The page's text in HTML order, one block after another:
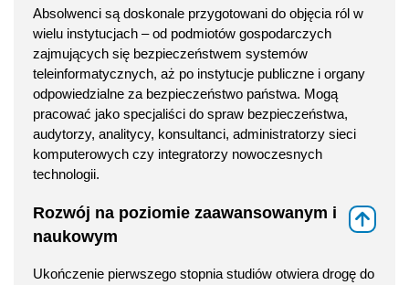
Absolwenci są doskonale przygotowani do objęcia ról w
wielu instytucjach – od podmiotów gospodarczych
zajmujących się bezpieczeństwem systemów
teleinformatycznych, aż po instytucje publiczne i organy
odpowiedzialne za bezpieczeństwo państwa. Mogą
pracować jako specjaliści do spraw bezpieczeństwa,
audytorzy, analitycy, konsultanci, administratorzy sieci
komputerowych czy integratorzy nowoczesnych
technologii.
Rozwój na poziomie zaawansowanym i
naukowym
Ukończenie pierwszego stopnia studiów otwiera drogę do